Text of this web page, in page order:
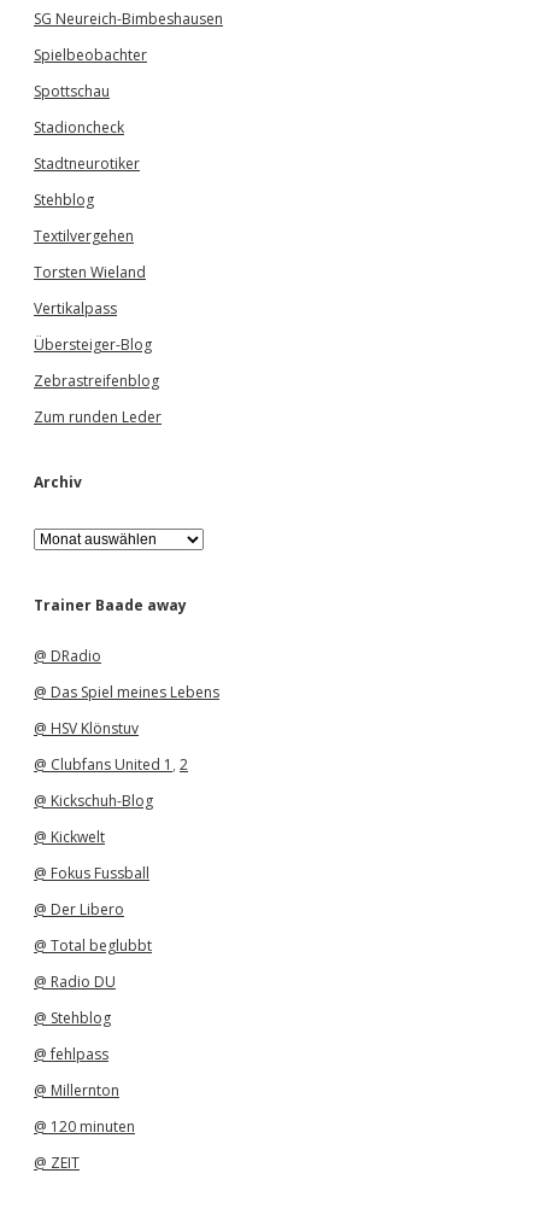
SG Neureich-Bimbeshausen
Spielbeobachter
Spottschau
Stadioncheck
Stadtneurotiker
Stehblog
Textilvergehen
Torsten Wieland
Vertikalpass
Übersteiger-Blog
Zebrastreifenblog
Zum runden Leder
Archiv
A
r
h
Trainer Baade away
@ DRadio
@ Das Spiel meines Lebens
@ HSV Klönstuv
@ Clubfans United 1 , 2
@ Kickschuh-Blog
@ Kickwelt
@ Fokus Fussball
@ Der Libero
@ Total beglubbt
@ Radio DU
@ Stehblog
@ fehlpass
@ Millernton
@ 120 minuten
@ ZEIT